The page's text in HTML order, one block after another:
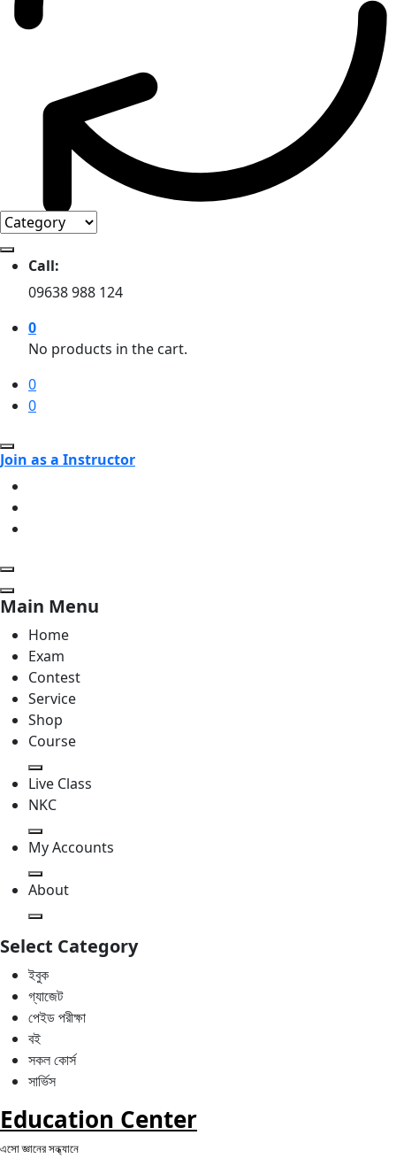
Call:
09638 988 124
0
No products in the cart.
0
0
Join as a Instructor
Main Menu
Home
Exam
Contest
Service
Shop
Course
Live Class
NKC
My Accounts
About
Select Category
ইবুক
গ্যাজেট
পেইড পরীক্ষা
বই
সকল কোর্স
সার্ভিস
Education Center
এসো জ্ঞানের সন্ধ্যানে